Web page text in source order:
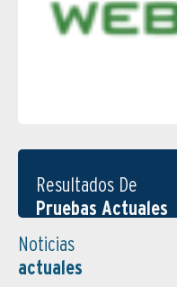
Resultados De
Pruebas Actuales
Noticias
actuales